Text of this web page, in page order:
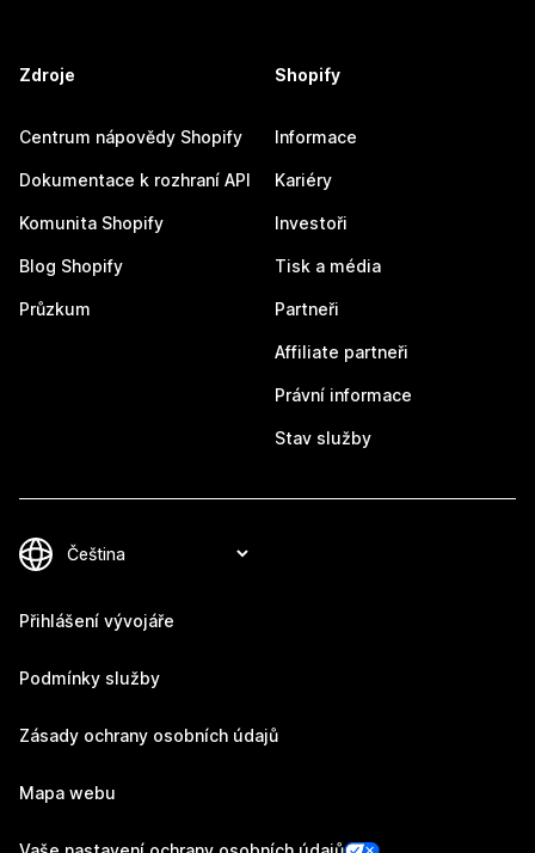
Zdroje
Centrum nápovědy Shopify
Dokumentace k rozhraní API
Komunita Shopify
Blog Shopify
Průzkum
Shopify
Informace
Kariéry
Investoři
Tisk a média
Partneři
Affiliate partneři
Právní informace
Stav služby
Přihlášení vývojáře
Podmínky služby
Zásady ochrany osobních údajů
Mapa webu